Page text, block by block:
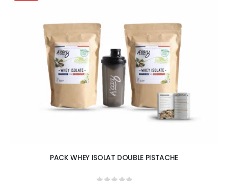
PACK WHEY ISOLAT DOUBLE PISTACHE